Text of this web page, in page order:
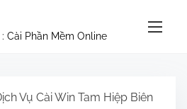
Cài Phần Mềm Online
Vụ Cài Win Tam Hiệp Biên